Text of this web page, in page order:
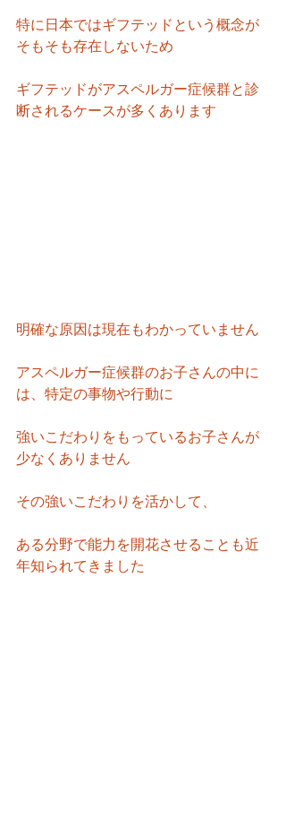
特に日本ではギフテッドという概念が
そもそも存在しないため
ギフテッドがアスペルガー症候群と診
断されるケースが多くあります
明確な原因は現在もわかっていません
アスペルガー症候群のお子さんの中に
は、特定の事物や行動に
強いこだわりをもっているお子さんが
少なくありません
その強いこだわりを活かして、
ある分野で能力を開花させることも近
年知られてきました